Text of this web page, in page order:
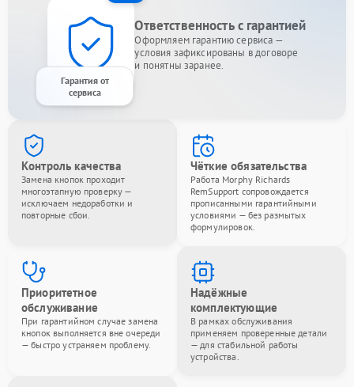
Гарантия от
сервиса
Ответственность с гарантией
Оформляем гарантию сервиса —
условия зафиксированы в договоре
и понятны заранее.
Контроль качества
Замена кнопок проходит
многоэтапную проверку —
исключаем недоработки и
повторные сбои.
Чёткие обязательства
Работа Morphy Richards
RemSupport сопровождается
прописанными гарантийными
условиями — без размытых
формулировок.
Приоритетное
обслуживание
При гарантийном случае замена
кнопок выполняется вне очереди
— быстро устраняем проблему.
Надёжные
комплектующие
В рамках обслуживания
применяем проверенные детали
— для стабильной работы
устройства.